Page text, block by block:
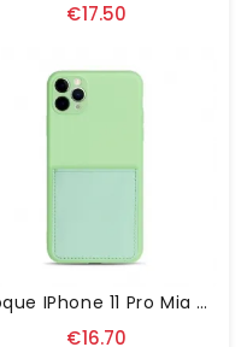
€17.50
Coque IPhone 11 Pro Mia En Silicone Porte Carte
€16.70